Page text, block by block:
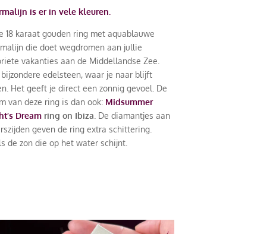
is er in vele kleuren.
18 karaat gouden ring met aquablauwe
die doet wegdromen aan jullie
vakanties aan de Middellandse Zee.
bijzondere edelsteen, waar je naar blijft
Het geeft je direct een zonnig gevoel. De
van deze ring is dan ook: Midsummer
Dreamring on Ibiza . De diamantjes aan
geven de ring extra schittering.
de zon die op het water schijnt.